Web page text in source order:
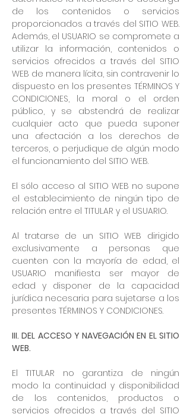
de los contenidos o servicios
proporcionados a través del SITIO WEB.
Además, el USUARIO se compromete a
utilizar la información, contenidos o
servicios ofrecidos a través del SITIO
WEB de manera lícita, sin contravenir lo
dispuesto en los presentes TÉRMINOS Y
CONDICIONES, la moral o el orden
público, y se abstendrá de realizar
cualquier acto que pueda suponer
una afectación a los derechos de
terceros, o perjudique de algún modo
el funcionamiento del SITIO WEB.
El sólo acceso al SITIO WEB no supone
el establecimiento de ningún tipo de
relación entre el TITULAR y el USUARIO.
Al tratarse de un SITIO WEB dirigido
exclusivamente a personas que
cuenten con la mayoría de edad, el
USUARIO manifiesta ser mayor de
edad y disponer de la capacidad
jurídica necesaria para sujetarse a los
presentes TÉRMINOS Y CONDICIONES.
III. DEL ACCESO Y NAVEGACIÓN EN EL SITIO
WEB.
El TITULAR no garantiza de ningún
modo la continuidad y disponibilidad
de los contenidos, productos o
servicios ofrecidos a través del SITIO